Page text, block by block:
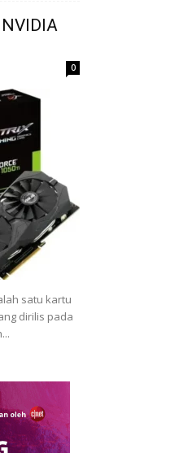
0
satu kartu
dirilis pada